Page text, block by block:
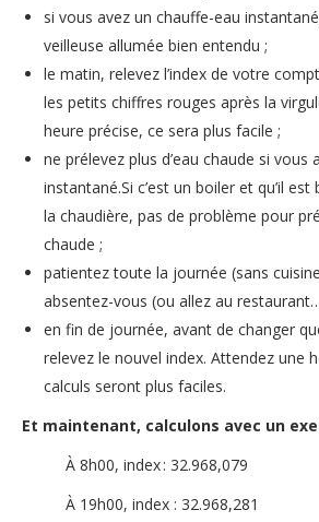
si vous avez un chauffe-eau
veilleuse allumée bien entendu ;
le matin, relevez l’index de votre
les petits chiffres rouges après la
heure précise, ce sera plus facile ;
ne prélevez plus d’eau chaude si vous
instantané.Si c’est un boiler et qu’il
la chaudière, pas de problème pour
chaude ;
patientez toute la journée (sans
absentez-vous (ou allez au
en fin de journée, avant de changer
relevez le nouvel index. Attendez une
calculs seront plus faciles.
Et maintenant, calculons avec un
À 8h00, index : 32.968,079
À 19h00, index : 32.968,281